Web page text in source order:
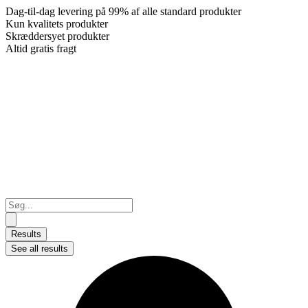
Dag-til-dag levering på 99% af alle standard produkter
Kun kvalitets produkter
Skræddersyet produkter
Altid gratis fragt
Search
...
Results
See all results